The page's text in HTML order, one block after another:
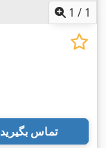
1 / 1
تماس بگیرید